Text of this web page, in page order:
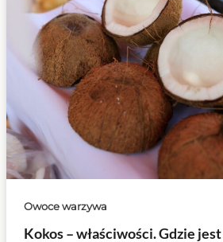
Owoce warzywa
Kokos – właściwości. Gdzie